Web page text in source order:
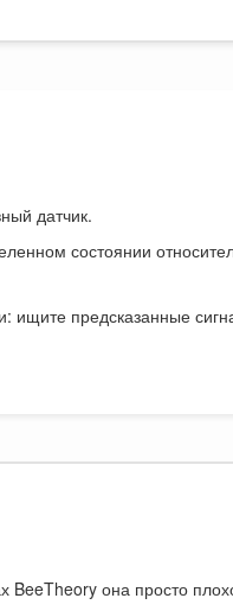
датчик.
состоянии
предсказанные
BeeTheory она просто